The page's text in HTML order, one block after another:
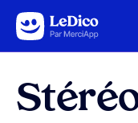
Aller au contenu